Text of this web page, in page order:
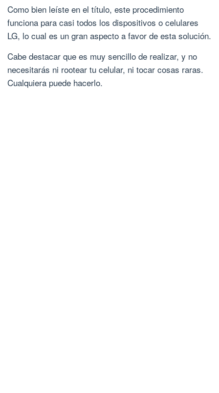
Como bien leíste en el título, este procedimiento
funciona para casi todos los dispositivos o celulares
LG, lo cual es un gran aspecto a favor de esta solución.
Cabe destacar que es muy sencillo de realizar, y no
necesitarás ni rootear tu celular, ni tocar cosas raras.
Cualquiera puede hacerlo.